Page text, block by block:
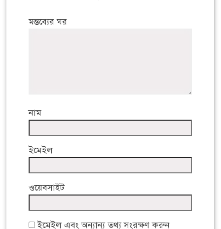
মন্তব্যের ঘর
নাম
ইমেইল
ওয়েবসাইট
ইমেইল এবং অন্যান্য তথ্য সংরক্ষণ করুন